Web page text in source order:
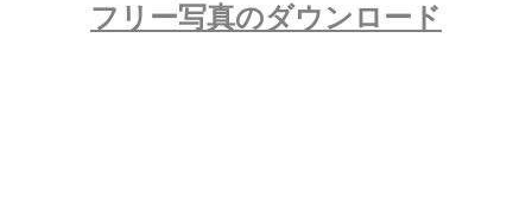
フリー写真のダウンロード